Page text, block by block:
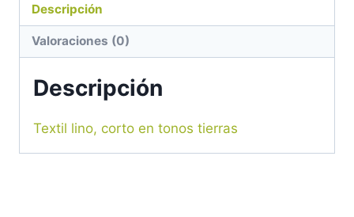
Descripción
Valoraciones (0)
Descripción
Textil lino, corto en tonos tierras